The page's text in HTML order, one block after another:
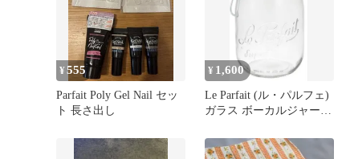
¥555
Parfait Poly Gel Nail セッ
ト 長さ出し
¥ 1,600
Le Parfait (ル・パルフェ)
ガラス ボーカルジャー